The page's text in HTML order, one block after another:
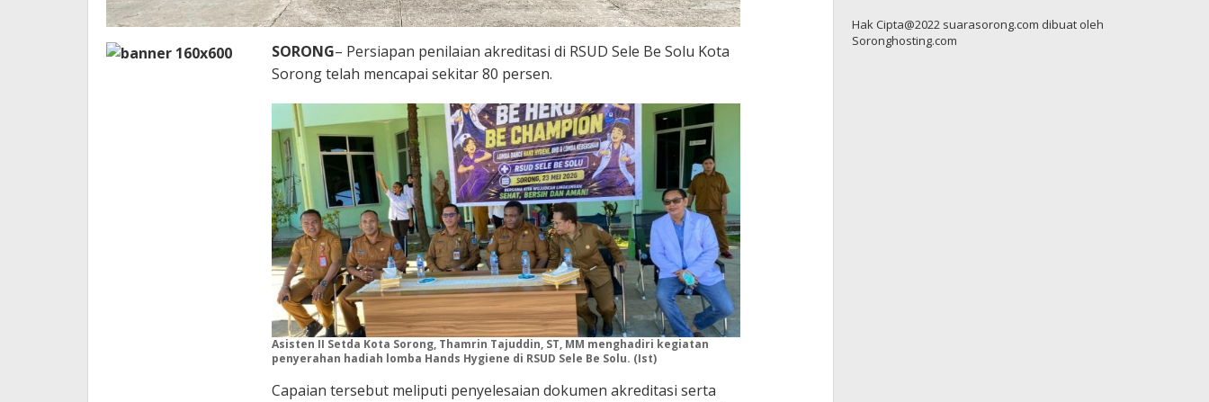
SORONG– Persiapan penilaian akreditasi di RSUD Sele Be Solu Kota
Sorong telah mencapai sekitar 80 persen.
Asisten II Setda Kota Sorong, Thamrin Tajuddin, ST, MM menghadiri kegiatan
penyerahan hadiah lomba Hands Hygiene di RSUD Sele Be Solu. (Ist)
Capaian tersebut meliputi penyelesaian dokumen akreditasi serta
Hak Cipta@2022 suarasorong.com dibuat oleh
Soronghosting.com